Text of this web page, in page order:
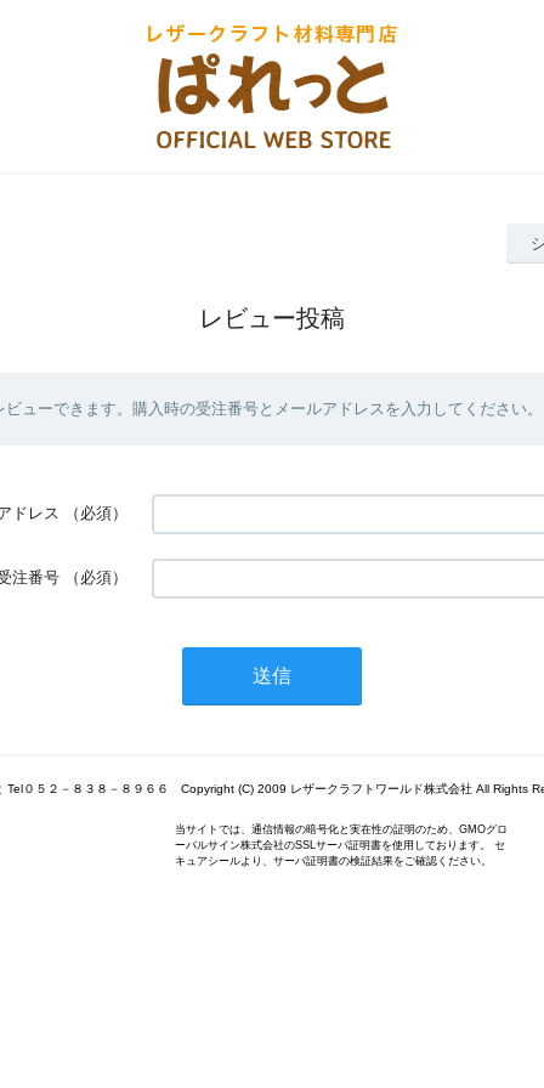
レビュー投稿
ューできます。購入時の受注番号とメールアドレスを入力してください。
ドレス （必須）
注番号 （必須）
Tel０５２－８３８－８９６６ Copyright (C) 2009 レザークラフトワールド株式会社 All Rights
当サイトでは、通信情報の暗号化と実在性の証明のため、GMOグロ
ーバルサイン株式会社のSSLサーバ証明書を使用しております。 セ
キュアシールより、サーバ証明書の検証結果をご確認ください。